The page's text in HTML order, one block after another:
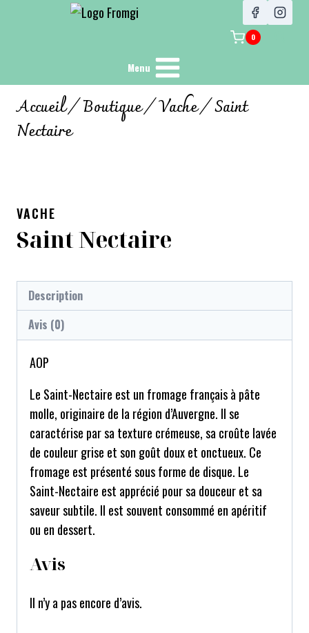
0
Menu
Accueil/Boutique/Vache/Saint
Nectaire
VACHE
Saint Nectaire
Description
Avis (0)
AOP
Le Saint-Nectaire est un fromage français à pâte
molle, originaire de la région d’Auvergne. Il se
caractérise par sa texture crémeuse, sa croûte lavée
de couleur grise et son goût doux et onctueux. Ce
fromage est présenté sous forme de disque. Le
Saint-Nectaire est apprécié pour sa douceur et sa
saveur subtile. Il est souvent consommé en apéritif
ou en dessert.
Avis
Il n’y a pas encore d’avis.